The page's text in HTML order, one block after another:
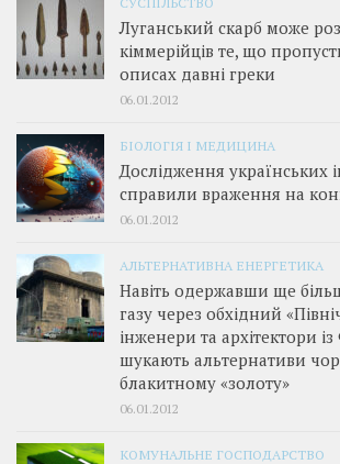
Луганський скарб може
кіммерійців те, що
описах давні греки
06.01.2012
БІОЛОГІЯ І МЕДИЦИНА
Дослідження українських
справили враження на
06.01.2012
АЛЬТЕРНАТИВНА ЕНЕРГЕТИКА
Навіть одержавши ще
газу через обхідний
інженери та архітектори
шукають альтернативи
блакитному «золоту»
06.01.2012
КОМУНАЛЬНЕ ГОСПОДАРСТВО